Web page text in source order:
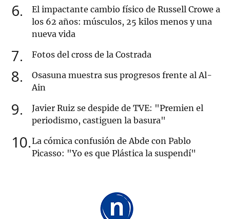
6
El impactante cambio físico de Russell Crowe a
los 62 años: músculos, 25 kilos menos y una
nueva vida
7 Fotos del cross de la Costrada
8
Osasuna muestra sus progresos frente al Al-
Ain
9
Javier Ruiz se despide de TVE: "Premien el
periodismo, castiguen la basura"
10 La cómica confusión de Abde con Pablo
Picasso: "Yo es que Plástica la suspendí"